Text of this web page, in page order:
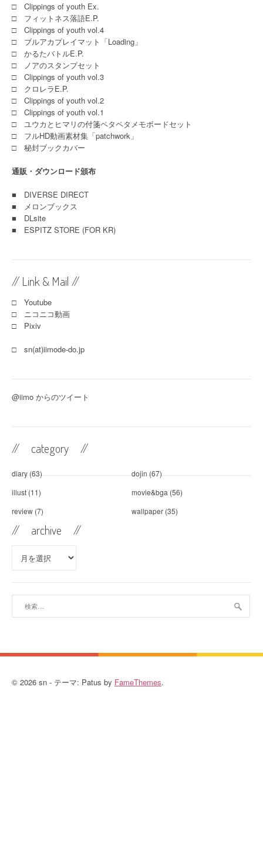
□ Clippings of youth Ex.
□ フィットネス落語E.P.
□ Clippings of youth vol.4
□ ブルアカプレイマット「Loading」
□ かるたバトルE.P.
□ ノアのスタンプセット
□ Clippings of youth vol.3
□ クロレラE.P.
□ Clippings of youth vol.2
□ Clippings of youth vol.1
□ ユウカとヒマリの付箋ペタペタメモボードセット
□ フルHD動画素材集「patchwork」
□ 秘封ブックカバー
通販・ダウンロード頒布
■ DIVERSE DIRECT
■
メロンブックス
■ DLsite
■ ESPITZ STORE (FOR KR)
// Link & Mail //
□ Youtube
□ ニコニコ動画
□ Pixiv
□ sn(at)iimode-do.jp
@iimo からのツイート
// category //
diary (63) dojin (67)
illust (11) movie&bga (56)
review (7) wallpaper (35)
// archive //
archive //
© 2026 sn - テーマ: Patus by FameThemes.